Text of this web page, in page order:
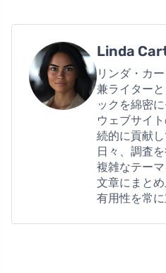
Linda
リンダ・カ
兼ライター
ックを綿密
ウェブサイ
続的に貢献
日々、調査
複雑なテー
文章にまと
有用性を常に